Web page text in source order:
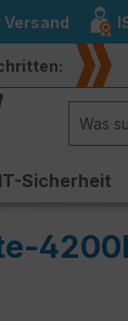
IT-Sicherheit